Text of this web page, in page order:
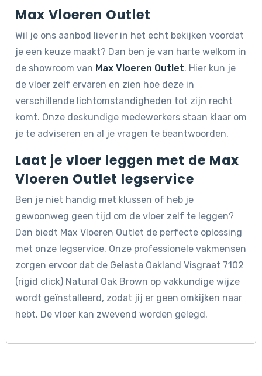
Max Vloeren Outlet
Wil je ons aanbod liever in het echt bekijken voordat
je een keuze maakt? Dan ben je van harte welkom in
de showroom van Max Vloeren Outlet. Hier kun je
de vloer zelf ervaren en zien hoe deze in
verschillende lichtomstandigheden tot zijn recht
komt. Onze deskundige medewerkers staan klaar om
je te adviseren en al je vragen te beantwoorden.
Laat je vloer leggen met de Max
Vloeren Outlet legservice
Ben je niet handig met klussen of heb je
gewoonweg geen tijd om de vloer zelf te leggen?
Dan biedt Max Vloeren Outlet de perfecte oplossing
met onze legservice. Onze professionele vakmensen
zorgen ervoor dat de Gelasta Oakland Visgraat 7102
(rigid click) Natural Oak Brown op vakkundige wijze
wordt geïnstalleerd, zodat jij er geen omkijken naar
hebt. De vloer kan zwevend worden gelegd.